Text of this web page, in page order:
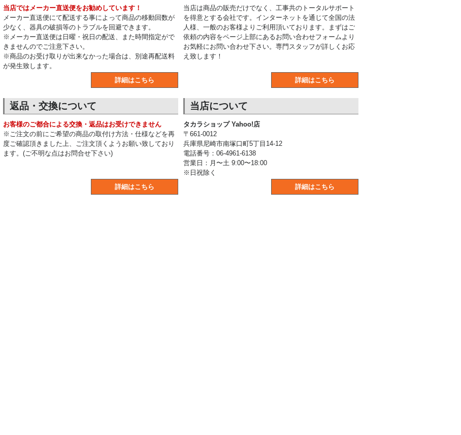
当店ではメーカー直送便をお勧めしています！
メーカー直送便にて配送する事によって商品の移動回数が
少なく、器具の破損等のトラブルを回避できます。
※メーカー直送便は日曜・祝日の配送、また時間指定がで
きませんのでご注意下さい。
※商品のお受け取りが出来なかった場合は、別途再配送料
が発生致します。
詳細はこちら
当店は商品の販売だけでなく、工事共のトータルサポート
を得意とする会社です。インターネットを通じて全国の法
人様、一般のお客様よりご利用頂いております。まずはご
依頼の内容をページ上部にあるお問い合わせフォームより
お気軽にお問い合わせ下さい。専門スタッフが詳しくお応
え致します！
詳細はこちら
返品・交換について
お客様のご都合による交換・返品はお受けできません
※ご注文の前にご希望の商品の取付け方法・仕様などを再
度ご確認頂きました上、ご注文頂くようお願い致しており
ます。(ご不明な点はお問合せ下さい)
詳細はこちら
当店について
タカラショップ Yahoo!店
〒661-0012
兵庫県尼崎市南塚口町5丁目14-12
電話番号：06-4961-6138
営業日：月〜土 9:00〜18:00
※日祝除く
詳細はこちら